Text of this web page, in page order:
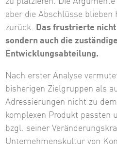
aber die Abschlüsse
zurück.
Das frustrierte
sondern auch die zuständige
Entwicklungsabteilung.
Nach erster Analyse
bisherigen Zielgruppen als
Adressierungen nicht zu
komplexen Produkt passten
bzgl. seiner
Unternehmenskultur von